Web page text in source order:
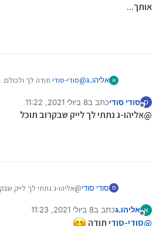
אותך...
א אליהו.ג@סודי-סודי תודה לך ולכולם.
ס
מנותק
סודי סודיכתב ב8 ביולי 2021, 11:22
נערך לאחרונה על ידי
@אליהו-ג נתתי לך לייק שבקרוב תוכל
ס סודי סודי@אליהו-ג נתתי לך לייק
א אליהו.גכתב ב8 ביולי 2021, 11:23
נערך לאחרונה על ידי אליהו.ג
@סודי-סודיתודה